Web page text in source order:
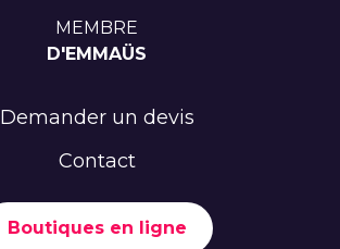
MEMBRE
D'EMMAÜS
Demander un devis
Contact
Boutiques en ligne